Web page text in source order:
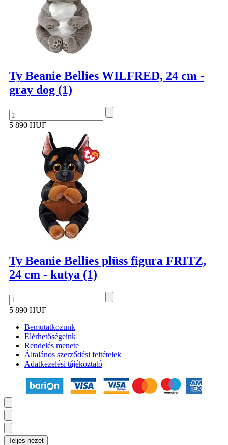
Ty Beanie Bellies WILFRED, 24 cm -
gray dog (1)
5 890 HUF
Ty Beanie Bellies plüss figura FRITZ,
24 cm - kutya (1)
5 890 HUF
Bemutatkozunk
Elérhetőségeink
Rendelés menete
Általános szerződési feltételek
Adatkezelési tájékoztató